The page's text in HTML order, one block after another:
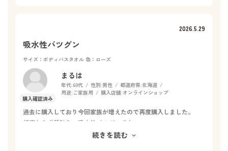
2026.5.29
吸水性バツグン
サイズ：ボディバスタオル 色：ローズ
まるは
年代:60代 性別:男性 都道府県:北海道
用途: ご家族用 購入店舗:オンラインショップ
過去に購入しており今回家族が増えたので再度購入しました。
相変わらず肌触り、吸水性バツグンです。
また、耐久性も良いです。続きを読む